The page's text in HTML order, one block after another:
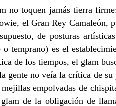
no toquen jamás tierra
el Gran Rey Camaleón,
de posturas
temprano) es el
de los tiempos, el glam
gente no veía la crítica de
empolvadas de
de la obligación de